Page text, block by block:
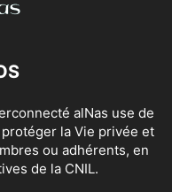
alNas use de
la Vie privée et
ou adhérents, en
de la CNIL.